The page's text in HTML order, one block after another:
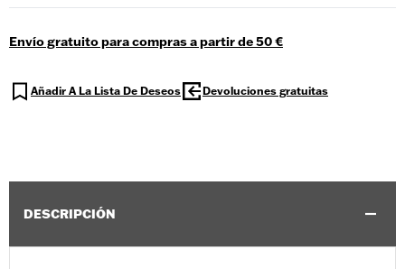
Envío gratuito para compras a partir de 50 €
Añadir A La Lista De Deseos Devoluciones gratuitas
DESCRIPCIÓN